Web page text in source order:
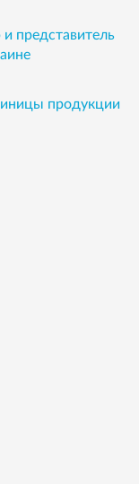
представитель
продукции